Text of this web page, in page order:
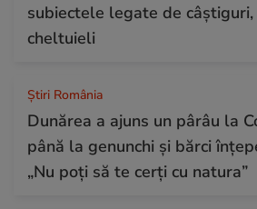
subiectele legate de
cheltuieli
Știri România
Dunărea a ajuns un pârâu la
până la genunchi și bărci
„Nu poți să te cerți cu natura”